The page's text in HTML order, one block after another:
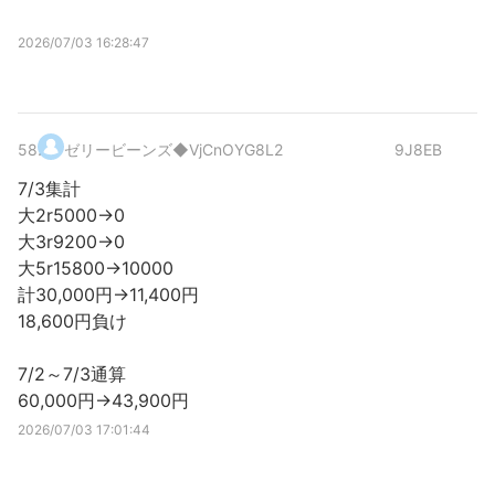
2026/07/03 16:28:47
58. ゼリービーンズ◆VjCnOYG8L2 9J8EB
7/3集計
大2r5000→0
大3r9200→0
大5r15800→10000
計30,000円→11,400円
18,600円負け
7/2～7/3通算
60,000円→43,900円
2026/07/03 17:01:44